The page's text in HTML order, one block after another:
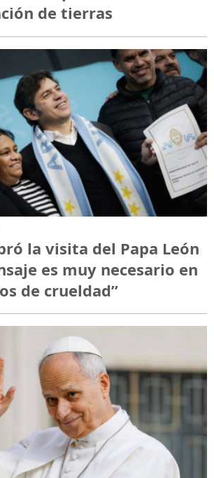
de tierras
la visita del Papa León
es muy necesario en
de crueldad”